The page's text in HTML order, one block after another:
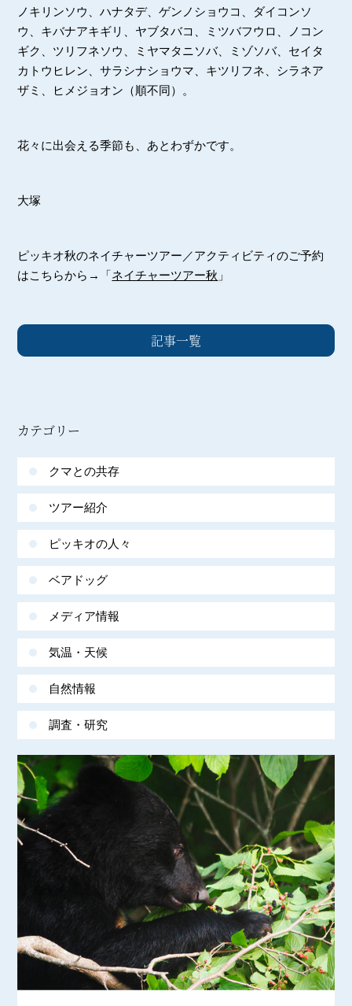
ノキリンソウ、ハナタデ、ゲンノショウコ、ダイコンソ
ウ、キバナアキギリ、ヤブタバコ、ミツバフウロ、ノコン
ギク、ツリフネソウ、ミヤマタニソバ、ミゾソバ、セイタ
カトウヒレン、サラシナショウマ、キツリフネ、シラネア
ザミ、ヒメジョオン（順不同）。
花々に出会える季節も、あとわずかです。
大塚
ピッキオ秋のネイチャーツアー／アクティビティのご予約
はこちらから→「ネイチャーツアー秋 」
記事一覧
カテゴリー
クマとの共存
ツアー紹介
ピッキオの人々
ベアドッグ
メディア情報
気温・天候
自然情報
調査・研究